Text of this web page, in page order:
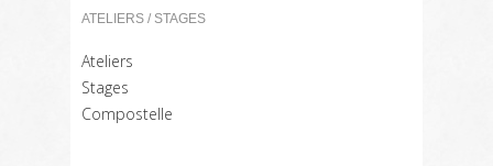
ATELIERS / STAGES
Ateliers
Stages
Compostelle